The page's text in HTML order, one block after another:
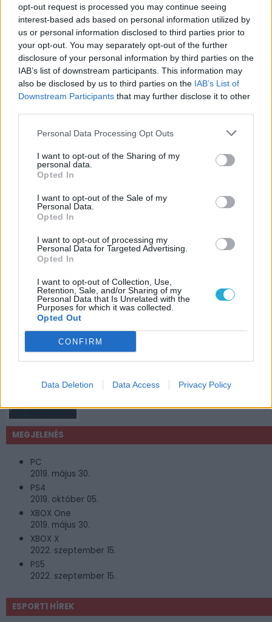
opt-out request is processed you may continue seeing
interest-based ads based on personal information utilized by
us or personal information disclosed to third parties prior to
your opt-out. You may separately opt-out of the further
disclosure of your personal information by third parties on the
IAB’s list of downstream participants. This information may
also be disclosed by us to third parties on the IAB’s List of
Downstream Participants that may further disclose it to other
Personal Data Processing Opt Outs
I want to opt-out of the Sharing of my
personal data.
Opted In
I want to opt-out of the Sale of my
Personal Data.
Opted In
I want to opt-out of processing my
Personal Data for Targeted Advertising.
Opted In
I want to opt-out of Collection, Use,
Retention, Sale, and/or Sharing of my
Personal Data that Is Unrelated with the
Purposes for which it was collected.
Opted Out
CONFIRM
Data Deletion Data Access Privacy Policy
JÁTÉKADATLAP
Outer Wilds
Kaland
Kiadó:
Fejlesztő:
MEGJELENÉS
PC
2019. május 30.
PS4
2019. október 05.
XBOX One
2019. május 30.
XBOX X
2022. szeptember 15.
PS5
2022. szeptember 15.
ESPORT1 HÍREK